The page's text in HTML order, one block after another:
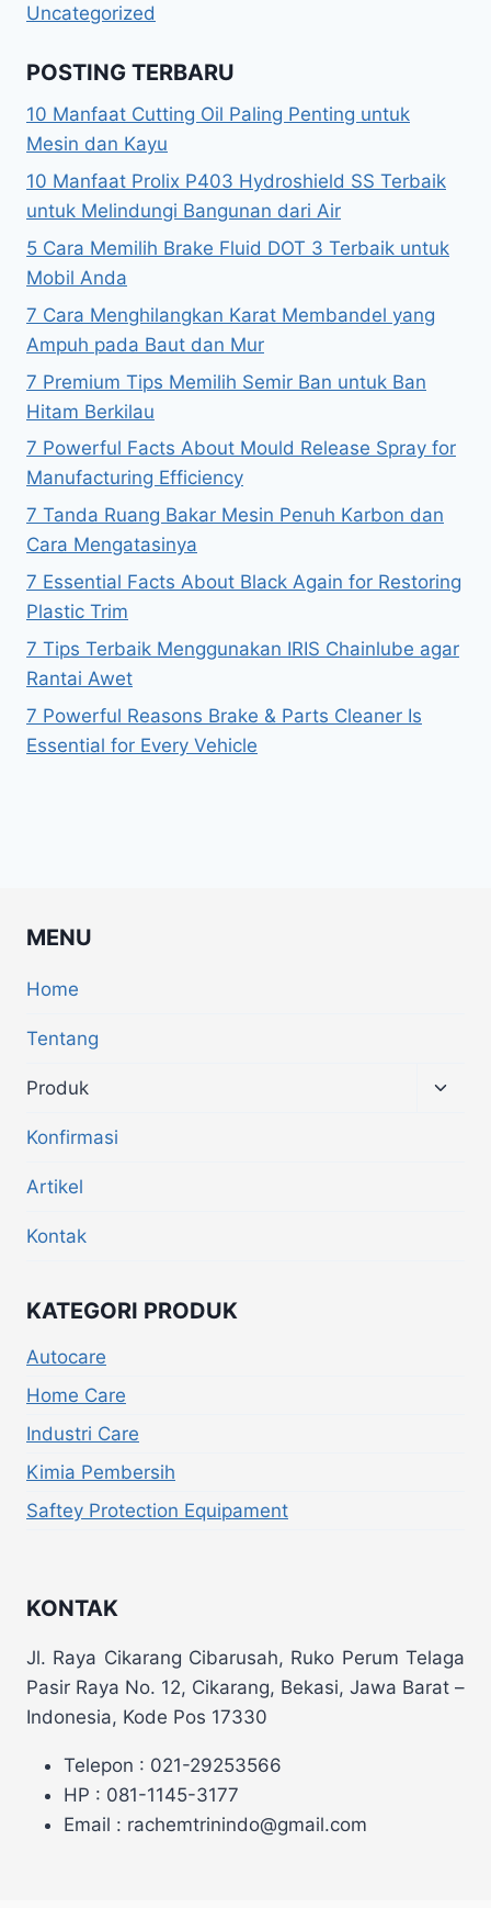
Uncategorized
POSTING TERBARU
10 Manfaat Cutting Oil Paling Penting untuk
Mesin dan Kayu
10 Manfaat Prolix P403 Hydroshield SS Terbaik
untuk Melindungi Bangunan dari Air
5 Cara Memilih Brake Fluid DOT 3 Terbaik untuk
Mobil Anda
7 Cara Menghilangkan Karat Membandel yang
Ampuh pada Baut dan Mur
7 Premium Tips Memilih Semir Ban untuk Ban
Hitam Berkilau
7 Powerful Facts About Mould Release Spray for
Manufacturing Efficiency
7 Tanda Ruang Bakar Mesin Penuh Karbon dan
Cara Mengatasinya
7 Essential Facts About Black Again for Restoring
Plastic Trim
7 Tips Terbaik Menggunakan IRIS Chainlube agar
Rantai Awet
7 Powerful Reasons Brake & Parts Cleaner Is
Essential for Every Vehicle
MENU
Home
Tentang
Produk
Konfirmasi
Artikel
Kontak
KATEGORI PRODUK
Autocare
Home Care
Industri Care
Kimia Pembersih
Saftey Protection Equipament
KONTAK
Jl. Raya Cikarang Cibarusah, Ruko Perum Telaga
Pasir Raya No. 12, Cikarang, Bekasi, Jawa Barat –
Indonesia, Kode Pos 17330
Telepon : 021-29253566
HP : 081-1145-3177
Email : rachemtrinindo@gmail.com